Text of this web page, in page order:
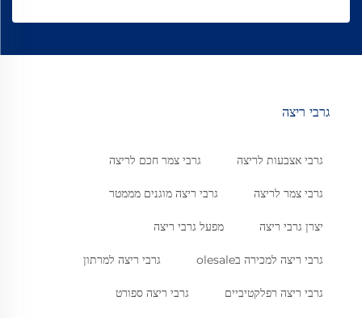
גרבי ריצה
גרבי אצבעות לריצה גרבי צמר חכם לריצה
גרבי צמר לריצה גרבי ריצה מוגנים מממטר
יצרן גרבי ריצה מפעל גרבי ריצה
גרבי ריצה למכירה בolesale גרבי ריצה למרתון
גרבי ריצה רפלקטיביים גרבי ריצה ספורט